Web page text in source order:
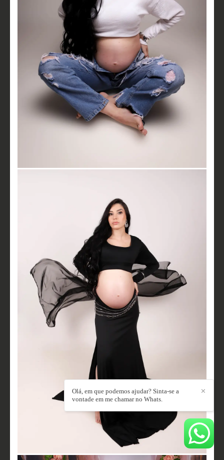
✕
Olá, em que podemos ajudar? Sinta-se a
vontade em me chamar no Whats.